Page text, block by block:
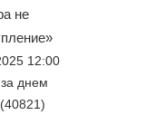
не
12:00
днем